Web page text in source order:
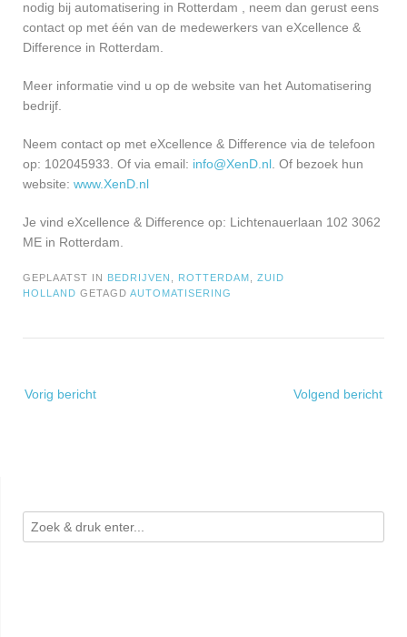
nodig bij automatisering in Rotterdam , neem dan gerust eens
contact op met één van de medewerkers van eXcellence &
Difference in Rotterdam.
Meer informatie vind u op de website van het Automatisering
bedrijf.
Neem contact op met eXcellence & Difference via de telefoon
op: 102045933. Of via email: info@XenD.nl . Of bezoek hun
website: www.XenD.nl
Je vind eXcellence & Difference op: Lichtenauerlaan 102 3062
ME in Rotterdam.
GEPLAATST IN BEDRIJVEN ROTTERDAM
ZUID
HOLLAND GETAGD AUTOMATISERING
navigatie
Vorig bericht Volgend bericht